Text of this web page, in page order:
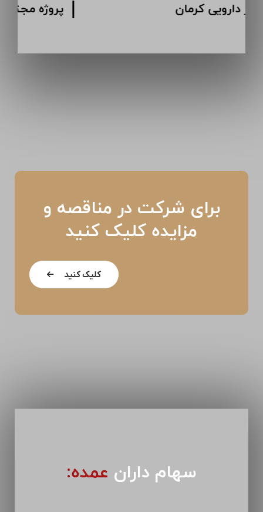
پروژه انبار دارویی کرمان
برای شرکت در مناقصه و
مزایده کلیک کنید
کلیک کنید
سهام داران عمده: